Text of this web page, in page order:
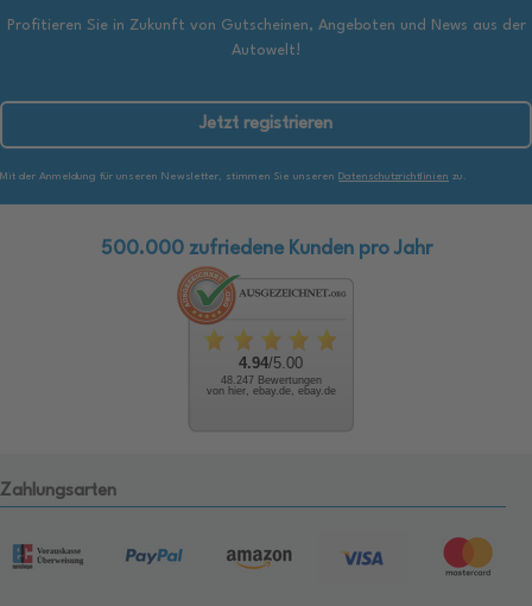
Profitieren Sie in Zukunft von Gutscheinen, Angeboten und News aus der
Autowelt!
Jetzt registrieren
Mit der Anmeldung für unseren Newsletter, stimmen Sie unseren Datenschutzrichtlinien zu.
500.000 zufriedene Kunden pro Jahr
4.94/5.00
48.247 Bewertungen
von hier, ebay.de, ebay.de
Zahlungsarten